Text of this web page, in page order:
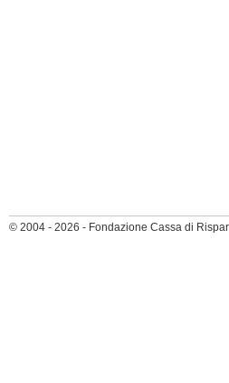
© 2004 - 2026 - Fondazione Cassa di